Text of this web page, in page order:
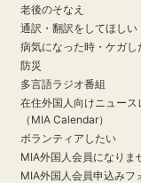
老後のそなえ
通訳・翻訳をしてほしい
病気になった時・ケガし
防災
多言語ラジオ番組
在住外国人向けニュース
（MIA Calendar）
ボランティアしたい
MIA外国人会員になりま
MIA外国人会員申込みフ